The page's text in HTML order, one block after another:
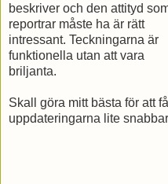
beskriver och den attityd
reportrar måste ha är rätt
intressant. Teckningarna är
funktionella utan att vara
briljanta.
Skall göra mitt bästa för att
uppdateringarna lite